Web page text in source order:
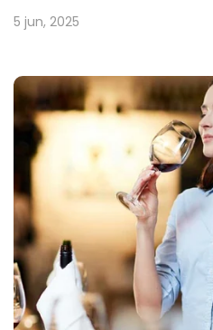
5 jun, 2025